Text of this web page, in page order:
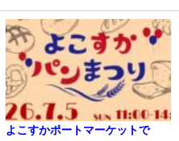
よこすかポートマーケットで